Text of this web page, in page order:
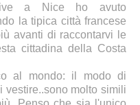
a Nice ho avuto
la tipica città francese
avanti di raccontarvi le
cittadina della Costa
al mondo: il modo di
molto simili